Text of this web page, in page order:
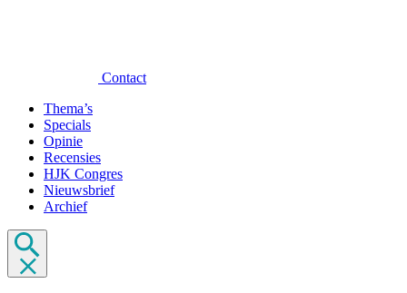
Contact
Thema’s
Specials
Opinie
Recensies
HJK Congres
Nieuwsbrief
Archief